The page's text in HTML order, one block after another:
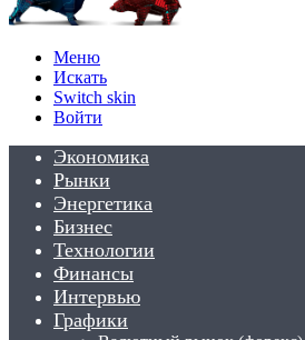
Меню
Искать
Switch skin
Войти
Экономика
Рынки
Энергетика
Бизнес
Технологии
Финансы
Интервью
Графики